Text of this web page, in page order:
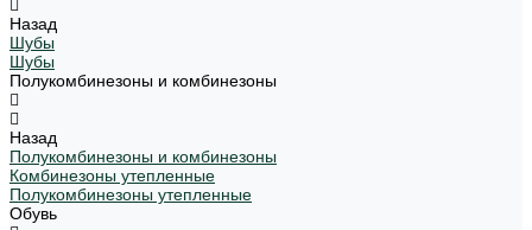
Назад
Шубы
Шубы
Полукомбинезоны и комбинезоны
Назад
Полукомбинезоны и комбинезоны
Комбинезоны утепленные
Полукомбинезоны утепленные
Обувь